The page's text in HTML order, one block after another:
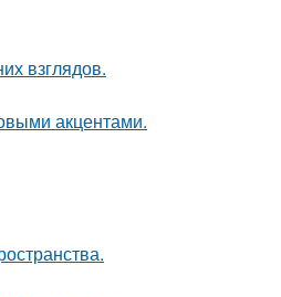
взглядов.
акцентами.